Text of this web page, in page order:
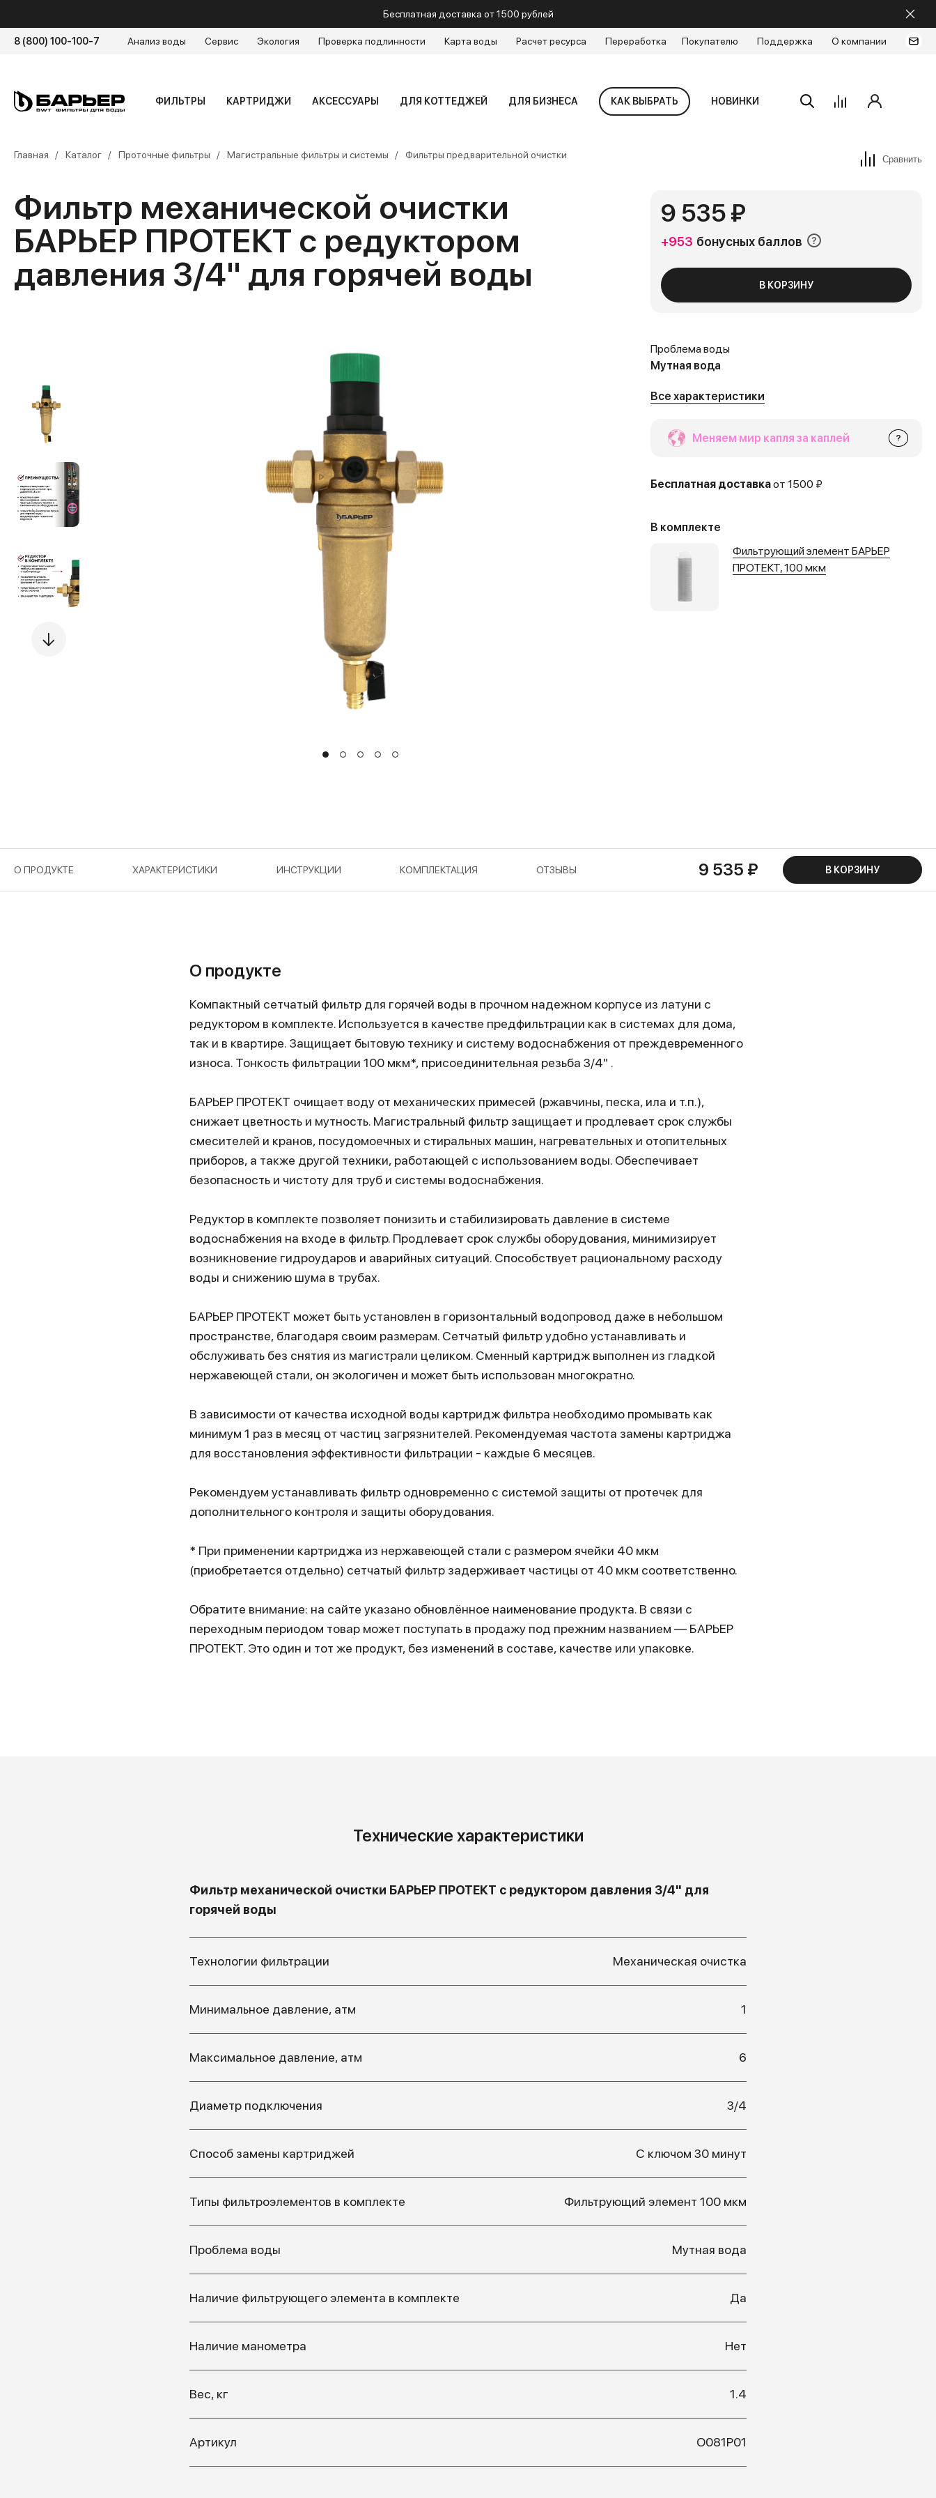
Бесплатная доставка от 1500 рублей
8 (800) 100-100-7 Анализ воды Сервис Экология Проверка подлинности Карта воды Расчет ресурса Переработка Покупателю Поддержка О компании
ФИЛЬТРЫ КАРТРИДЖИ АКСЕССУАРЫ ДЛЯ КОТТЕДЖЕЙ ДЛЯ БИЗНЕСА КАК ВЫБРАТЬ НОВИНКИ
Главная Каталог Проточные фильтры Магистральные фильтры и системы Фильтры предварительной очистки Сравнить
Фильтр механической очистки
БАРЬЕР ПРОТЕКТ с редуктором
давления 3/4" для горячей воды
9 535 ₽
+953 бонусных баллов
В КОРЗИНУ
Проблема воды
Мутная вода
Все характеристики
Меняем мир капля за каплей ?
Бесплатная доставкаот 1500 ₽
В комплекте
Фильтрующий элемент БАРЬЕР
ПРОТЕКТ, 100 мкм
О ПРОДУКТЕ ХАРАКТЕРИСТИКИ ИНСТРУКЦИИ КОМПЛЕКТАЦИЯ ОТЗЫВЫ 9 535 ₽ В КОРЗИНУ
О продукте
Компактный сетчатый фильтр для горячей воды в прочном надежном корпусе из латуни с
редуктором в комплекте. Используется в качестве предфильтрации как в системах для дома,
так и в квартире. Защищает бытовую технику и систему водоснабжения от преждевременного
износа. Тонкость фильтрации 100 мкм*, присоединительная резьба 3/4" .
БАРЬЕР ПРОТЕКТ очищает воду от механических примесей (ржавчины, песка, ила и т.п.),
снижает цветность и мутность. Магистральный фильтр защищает и продлевает срок службы
смесителей и кранов, посудомоечных и стиральных машин, нагревательных и отопительных
приборов, а также другой техники, работающей с использованием воды. Обеспечивает
безопасность и чистоту для труб и системы водоснабжения.
Редуктор в комплекте позволяет понизить и стабилизировать давление в системе
водоснабжения на входе в фильтр. Продлевает срок службы оборудования, минимизирует
возникновение гидроударов и аварийных ситуаций. Способствует рациональному расходу
воды и снижению шума в трубах.
БАРЬЕР ПРОТЕКТ может быть установлен в горизонтальный водопровод даже в небольшом
пространстве, благодаря своим размерам. Сетчатый фильтр удобно устанавливать и
обслуживать без снятия из магистрали целиком. Сменный картридж выполнен из гладкой
нержавеющей стали, он экологичен и может быть использован многократно.
В зависимости от качества исходной воды картридж фильтра необходимо промывать как
минимум 1 раз в месяц от частиц загрязнителей. Рекомендуемая частота замены картриджа
для восстановления эффективности фильтрации - каждые 6 месяцев.
Рекомендуем устанавливать фильтр одновременно с системой защиты от протечек для
дополнительного контроля и защиты оборудования.
* При применении картриджа из нержавеющей стали с размером ячейки 40 мкм
(приобретается отдельно) сетчатый фильтр задерживает частицы от 40 мкм соответственно.
Обратите внимание: на сайте указано обновлённое наименование продукта. В связи с
переходным периодом товар может поступать в продажу под прежним названием — БАРЬЕР
ПРОТЕКТ. Это один и тот же продукт, без изменений в составе, качестве или упаковке.
Технические характеристики
Фильтр механической очистки БАРЬЕР ПРОТЕКТ с редуктором давления 3/4" для
горячей воды
Технологии фильтрации Механическая очистка
Минимальное давление, атм 1
Максимальное давление, атм 6
Диаметр подключения 3/4
Способ замены картриджей С ключом 30 минут
Типы фильтроэлементов в комплекте Фильтрующий элемент 100 мкм
Проблема воды Мутная вода
Наличие фильтрующего элемента в комплекте Да
Наличие манометра Нет
Вес, кг 1.4
Артикул О081Р01